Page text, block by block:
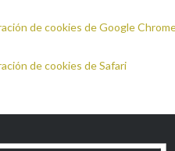
de cookies de Google
de cookies de Safari